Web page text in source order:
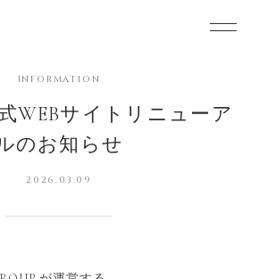
INFORMATION
WEBサイトリニューア
のお知らせ
2026.03.09